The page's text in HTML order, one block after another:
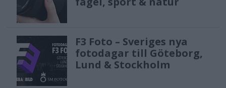
F3 Foto – Sveriges nya
fotodagar till Göteborg,
Lund & Stockholm